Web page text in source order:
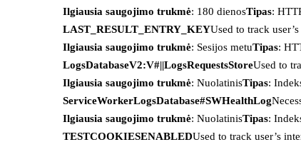
Ilgiausia saugojimo trukmė: 180 dienosTipas:
LAST_RESULT_ENTRY_KEYUsed to track
Ilgiausia saugojimo trukmė: Sesijos metuTipas:
LogsDatabaseV2:V#||LogsRequestsStoreUsed to
Ilgiausia saugojimo trukmė: NuolatinisTipas:
ServiceWorkerLogsDatabase#SWHealthLog
Ilgiausia saugojimo trukmė: NuolatinisTipas:
TESTCOOKIESENABLEDUsed to track user’s